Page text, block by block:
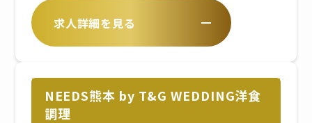
求人詳細を見る
NEEDS熊本 by T&G WEDDING洋食
調理